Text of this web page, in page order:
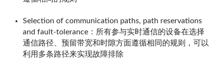
Selection of communication paths, path reservations
and fault-tolerance：所有参与实时通信的设备在选择
通信路径、预留带宽和时隙方面遵循相同的规则，可以
利用多条路径来实现故障排除